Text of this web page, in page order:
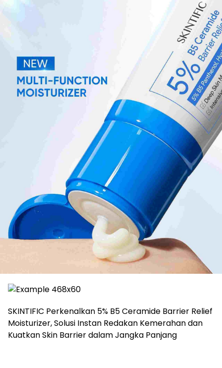
SKINTIFIC Perkenalkan 5% B5 Ceramide Barrier Relief
Moisturizer, Solusi Instan Redakan Kemerahan dan
Kuatkan Skin Barrier dalam Jangka Panjang